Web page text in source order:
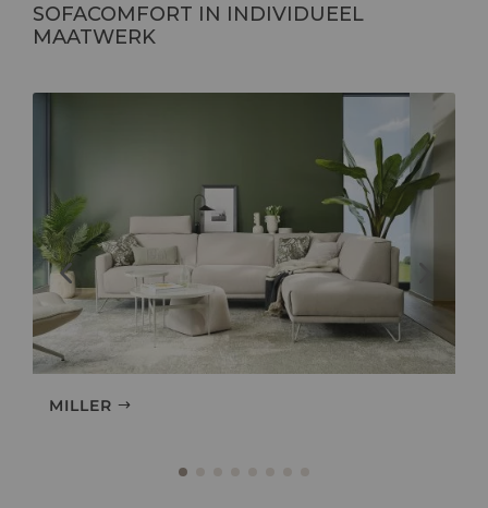
SOFACOMFORT IN INDIVIDUEEL
MAATWERK
MILLER